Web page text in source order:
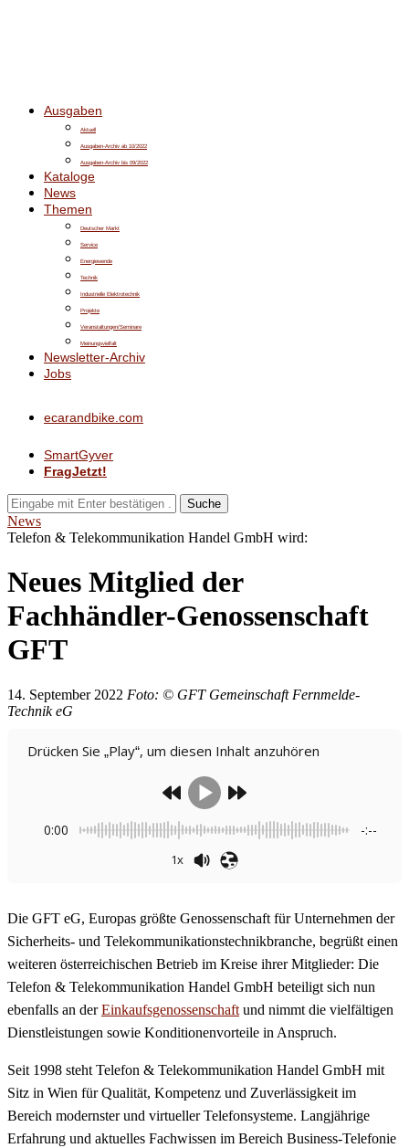
Ausgaben
Aktuell
Ausgaben-Archiv ab 10/2022
Ausgaben-Archiv bis 09/2022
Kataloge
News
Themen
Deutscher Markt
Service
Energiewende
Technik
Industrielle Elektrotechnik
Projekte
Veranstaltungen/Seminare
Meinungsvielfalt
Newsletter-Archiv
Jobs
ecarandbike.com
SmartGyver
FragJetzt!
Suche
News
Telefon & Telekommunikation Handel GmbH wird:
Neues Mitglied der
Fachhändler-Genossenschaft
GFT
14. September 2022 Foto: © GFT Gemeinschaft Fernmelde-
Technik eG
Drücken Sie „Play“, um diesen Inhalt anzuhören
0:00 -:--
1x
Die GFT eG, Europas größte Genossenschaft für Unternehmen der
Sicherheits- und Telekommunikationstechnikbranche, begrüßt einen
weiteren österreichischen Betrieb im Kreise ihrer Mitglieder: Die
Telefon & Telekommunikation Handel GmbH beteiligt sich nun
ebenfalls an derEinkaufsgenossenschaft und nimmt die vielfältigen
Dienstleistungen sowie Konditionenvorteile in Anspruch.
Seit 1998 steht Telefon & Telekommunikation Handel GmbH mit
Sitz in Wien für Qualität, Kompetenz und Zuverlässigkeit im
Bereich modernster und virtueller Telefonsysteme. Langjährige
Erfahrung und aktuelles Fachwissen im Bereich Business-Telefonie